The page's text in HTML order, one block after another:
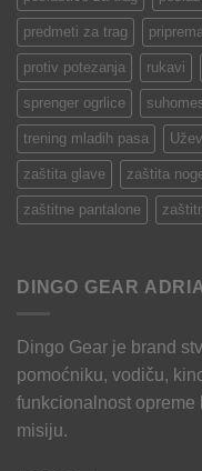
predmeti za trag
protiv potezanja rukavi
sprenger ogrlice
trening mladih pasa
zaštita glave zaštita
zaštitne pantalone
DINGO GEAR
Dingo Gear je brand
pomoćniku, vodiču,
funkcionalnost
misiju.